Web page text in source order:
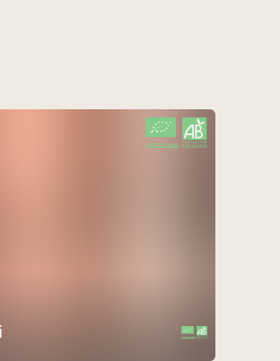
CERTIFIÉ PAR FR-BIO-01
AGRICULTURE FRANCE